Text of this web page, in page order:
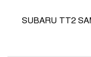
SUBARU TT2